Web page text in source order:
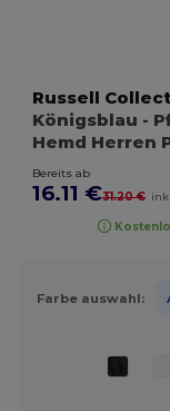
Russell
Königsblau -
Hemd Herren
Bereits ab
16.11 €31.20 €
Farbe auswahl: